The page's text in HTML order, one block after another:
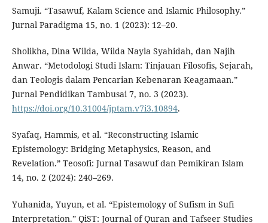
Samuji. “Tasawuf, Kalam Science and Islamic Philosophy.”
Jurnal Paradigma 15, no. 1 (2023): 12–20.
Sholikha, Dina Wilda, Wilda Nayla Syahidah, dan Najih
Anwar. “Metodologi Studi Islam: Tinjauan Filosofis, Sejarah,
dan Teologis dalam Pencarian Kebenaran Keagamaan.”
Jurnal Pendidikan Tambusai 7, no. 3 (2023).
https://doi.org/10.31004/jptam.v7i3.10894.
Syafaq, Hammis, et al. “Reconstructing Islamic
Epistemology: Bridging Metaphysics, Reason, and
Revelation.” Teosofi: Jurnal Tasawuf dan Pemikiran Islam
14, no. 2 (2024): 240–269.
Yuhanida, Yuyun, et al. “Epistemology of Sufism in Sufi
Interpretation.” QiST: Journal of Quran and Tafseer Studies